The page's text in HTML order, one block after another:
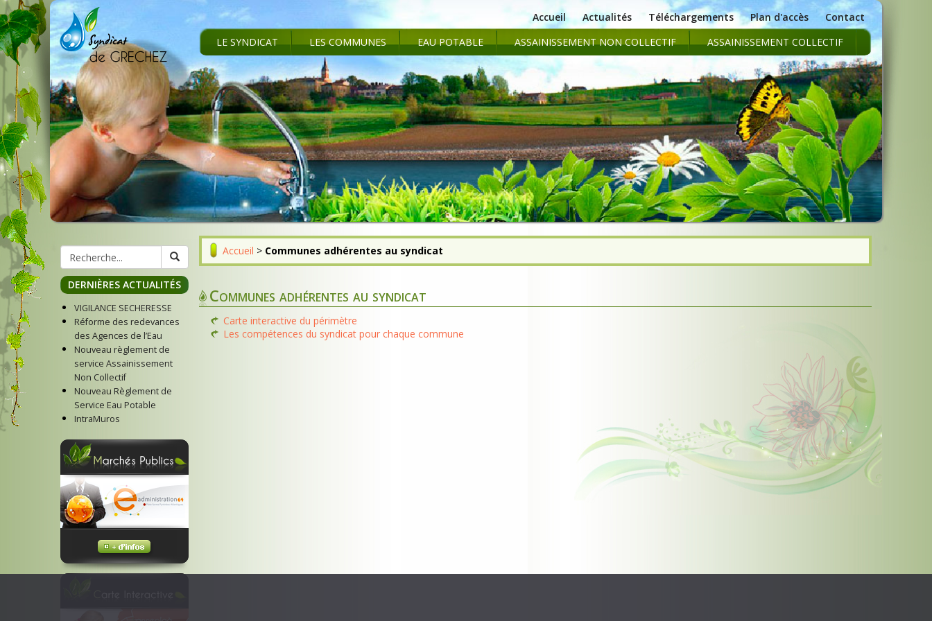
Accueil Actualités Téléchargements Plan d'accès
Contact
LE SYNDICAT
LES COMMUNES EAU POTABLE ASSAINISSEMENT NON COLLECTIF ASSAINISSEMENT COLLECTIF
Accueil > Communes adhérentes au syndicat
DERNIÈRES ACTUALITÉS
VIGILANCE SECHERESSE
Réforme des redevances
des Agences de l’Eau
Nouveau règlement de
service Assainissement
Non Collectif
Nouveau Règlement de
Service Eau Potable
IntraMuros
Communes adhérentes au syndicat
Carte interactive du périmètre
Les compétences du syndicat pour chaque commune